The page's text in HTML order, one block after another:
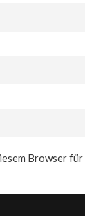
Browser für